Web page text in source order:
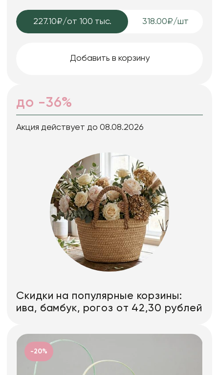
227.10₽/от 100 тыс. 318.00₽/шт
Добавить в корзину
до -36%
Акция действует до 08.08.2026
Скидки на популярные корзины:
ива, бамбук, рогоз от 42,30 рублей
-20%